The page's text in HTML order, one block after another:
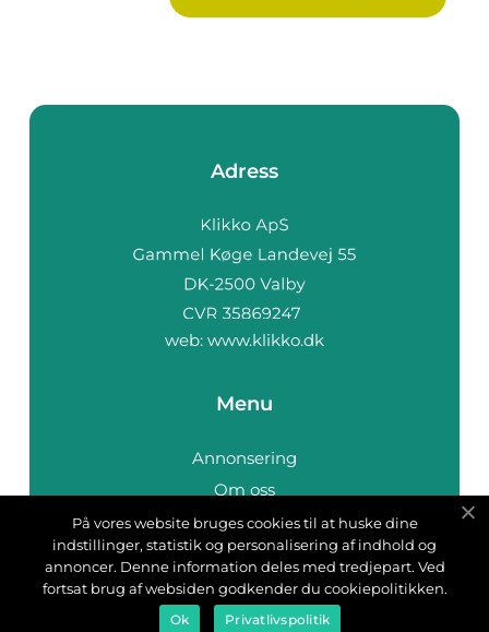
Adress
web: www.klikko.dk
Menu
Annonsering
Om oss
Cookies
Kontakta oss
Sitemap
På vores website bruges cookies til at huske dine
indstillinger, statistik og personalisering af indhold og
annoncer. Denne information deles med tredjepart. Ved
fortsat brug af websiden godkender du cookiepolitikken.
Ok Privatlivspolitik